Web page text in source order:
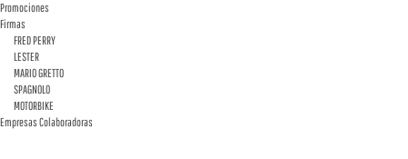
Promociones
Firmas
FRED PERRY
LESTER
MARIO GRETTO
SPAGNOLO
MOTORBIKE
Empresas Colaboradoras